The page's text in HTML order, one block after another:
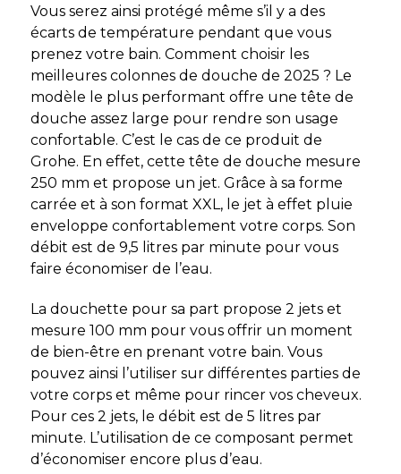
Vous serez ainsi protégé même s’il y a des
écarts de température pendant que vous
prenez votre bain. Comment choisir les
meilleures colonnes de douche de 2025 ? Le
modèle le plus performant offre une tête de
douche assez large pour rendre son usage
confortable. C’est le cas de ce produit de
Grohe. En effet, cette tête de douche mesure
250 mm et propose un jet. Grâce à sa forme
carrée et à son format XXL, le jet à effet pluie
enveloppe confortablement votre corps. Son
débit est de 9,5 litres par minute pour vous
faire économiser de l’eau.
La douchette pour sa part propose 2 jets et
mesure 100 mm pour vous offrir un moment
de bien-être en prenant votre bain. Vous
pouvez ainsi l’utiliser sur différentes parties de
votre corps et même pour rincer vos cheveux.
Pour ces 2 jets, le débit est de 5 litres par
minute. L’utilisation de ce composant permet
d’économiser encore plus d’eau.